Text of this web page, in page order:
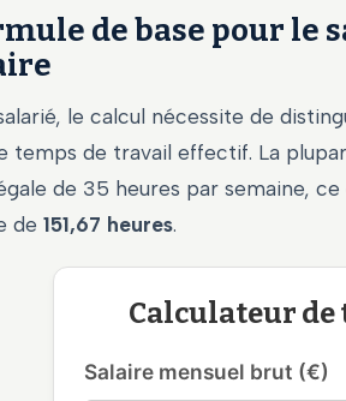
de base pour le
le calcul nécessite de
temps de travail effectif. La
de 35 heures par semaine,
de 151,67 heures.
Calculateur
Salaire mensuel brut (€)